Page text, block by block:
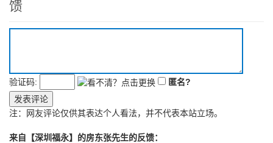
馈
验证码:
匿名?
发表评论
注：网友评论仅供其表达个人看法，并不代表本站立场。
来自【深圳福永】的房东张先生的反馈：